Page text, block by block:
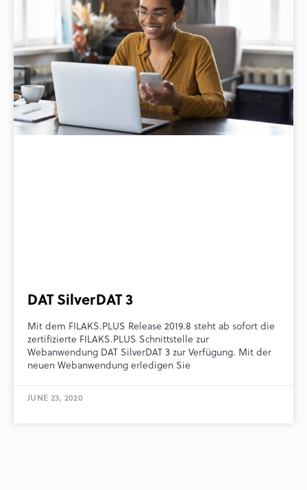
DAT SilverDAT 3
Mit dem FILAKS.PLUS Release 2019.8 steht ab sofort die
zertifizierte FILAKS.PLUS Schnittstelle zur
Webanwendung DAT SilverDAT 3 zur Verfügung. Mit der
neuen Webanwendung erledigen Sie
JUNE 23, 2020